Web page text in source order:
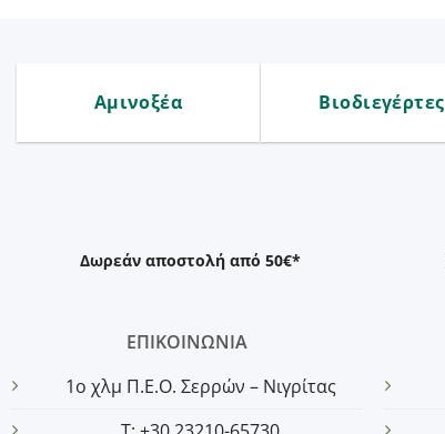
Αμινοξέα Βιοδιεγέρτες
Δωρεάν αποστολή από 50€*
ΕΠΙΚΟΙΝΩΝΙΑ
1o χλμ Π.Ε.Ο. Σερρών – Νιγρίτας